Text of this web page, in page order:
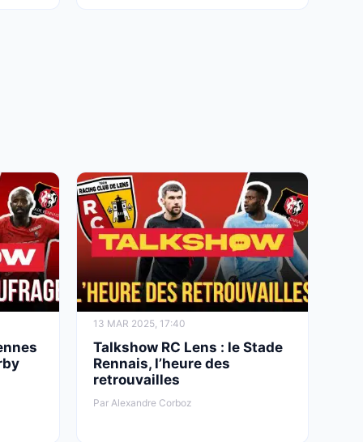
13 MAR 2025, 17:40
Talkshow RC Lens : le Stade
Rennais, l’heure des
retrouvailles
Par Alexandre Corboz